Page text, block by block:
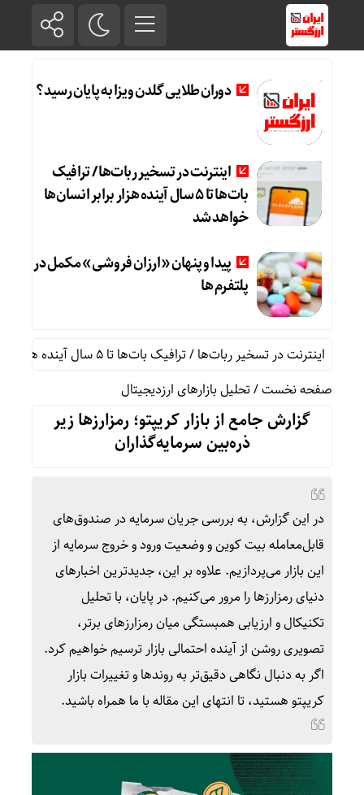
دوران طلایی گلدن ویزا به پایان رسید؟
اینترنت در تسخیر ربات‌ها / ترافیک
بات‌ها تا ۵ سال آینده هزار برابر انسان‌ها
خواهد شد
پیدا و پنهان «ارزان فروشی» مکمل در
پلتفرم ها
اینترنت در تسخیر ربات‌ها / ترافیک بات‌ها تا ۵ سال آینده هزار برابر انسان‌ها خواهد شد
صفحه نخست/تحلیل بازارهای ارزدیجیتال
گزارش جامع از بازار کریپتو؛ رمزارزها زیر
ذره‌بین سرمایه‌گذاران
در این گزارش، به بررسی جریان سرمایه در صندوق‌های
قابل‌معامله بیت کوین و وضعیت ورود و خروج سرمایه از
این بازار می‌پردازیم. علاوه بر این، جدیدترین اخبارهای
دنیای رمزارزها را مرور می‌کنیم. در پایان، با تحلیل
تکنیکال و ارزیابی همبستگی میان رمزارزهای برتر،
تصویری روشن از آینده احتمالی بازار ترسیم خواهیم کرد.
اگر به دنبال نگاهی دقیق‌تر به روندها و تغییرات بازار
کریپتو هستید، تا انتهای این مقاله با ما همراه باشید.